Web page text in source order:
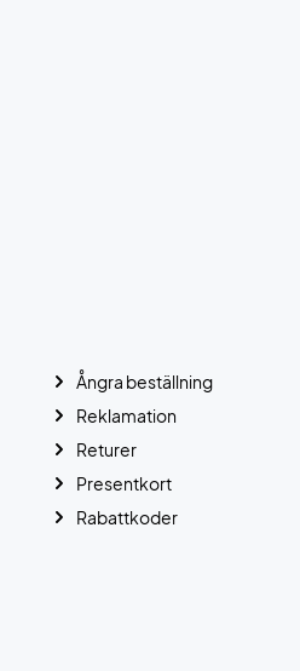
Ångra beställning
Reklamation
Returer
Presentkort
Rabattkoder